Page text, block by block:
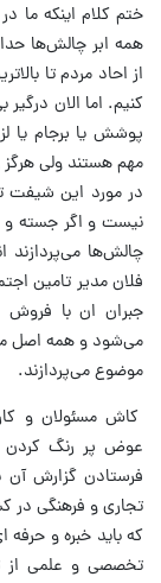
ختم کلام اینکه ما
همه ابر چالش‌ها
از احاد مردم تا
کنیم. اما الان
پوشش یا برجام یا
مهم هستند ولی
در مورد این شیفت
نیست و اگر جسته و
چالش‌ها می‌پردازند
فلان مدیر تامین
جبران ان با
می‌شود و همه اصل
موضوع می‌پردازند.
کاش مسئولان و
عوض پر رنگ کردن
فرستادن گزارش
تجاری و فرهنگی در
که باید خبره و
تخصصی و علمی از